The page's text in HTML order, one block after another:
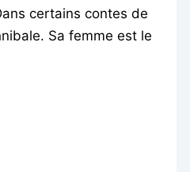
certains contes de
Sa femme est le